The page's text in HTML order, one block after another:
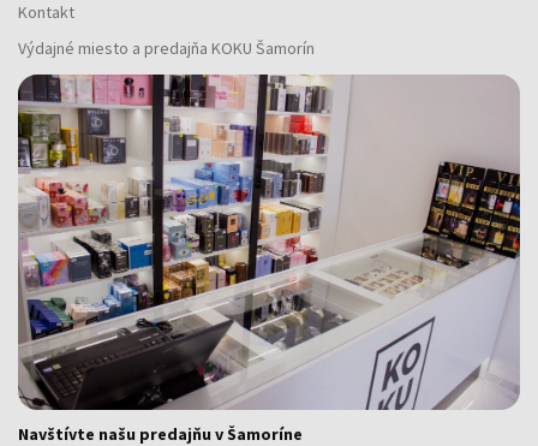
Kontakt
Výdajné miesto a predajňa KOKU Šamorín
Navštívte našu predajňu v Šamoríne